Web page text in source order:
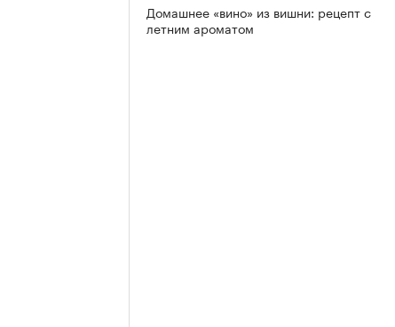
Домашнее «вино» из вишни: рецепт с
летним ароматом